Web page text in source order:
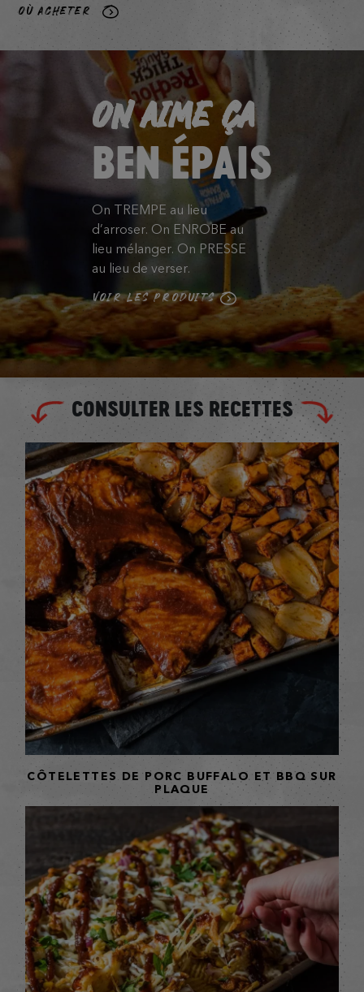
OÙ ACHETER
ON AIME ÇA
BEN ÉPAIS
On TREMPE au lieu
d’arroser. On ENROBE au
lieu mélanger. On PRESSE
au lieu de verser.
VOIR LES PRODUITS
CONSULTER LES RECETTES
CÔTELETTES DE PORC BUFFALO ET BBQ SUR
PLAQUE